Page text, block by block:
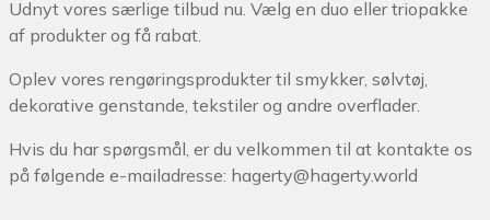
Udnyt vores særlige tilbud nu. Vælg en duo eller triopakke
af produkter og få rabat.
Oplev vores rengøringsprodukter til smykker, sølvtøj,
dekorative genstande, tekstiler og andre overflader.
Hvis du har spørgsmål, er du velkommen til at kontakte os
på følgende e-mailadresse: hagerty@hagerty.world